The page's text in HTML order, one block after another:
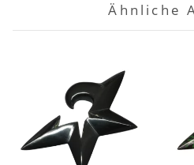
Ähnliche